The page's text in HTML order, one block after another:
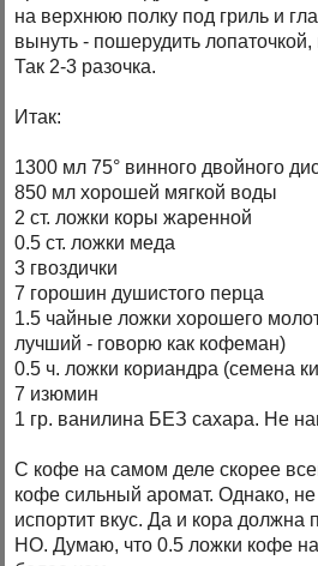
на верхнюю полку под гриль и
вынуть - пошерудить
Так 2-3 разочка.
Итак:
1300 мл 75° винного двойного
850 мл хорошей мягкой воды
2 ст. ложки коры жаренной
0.5 ст. ложки меда
3 гвоздички
7 горошин душистого перца
1.5 чайные ложки хорошего
лучший - говорю как кофеман)
0.5 ч. ложки кориандра (семена
7 изюмин
1 гр. ванилина БЕЗ сахара. Не
С кофе на самом деле скорее
кофе сильный аромат. Однако,
испортит вкус. Да и кора должна
НО. Думаю, что 0.5 ложки кофе